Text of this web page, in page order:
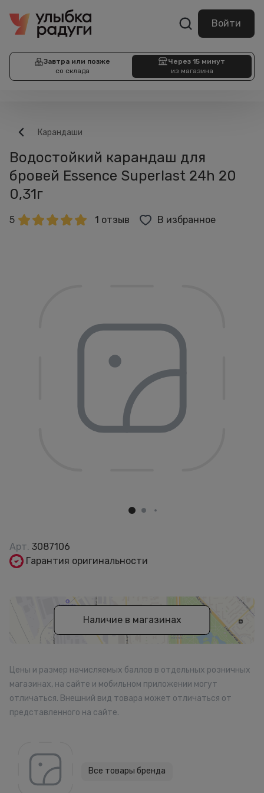
Войти
Завтра или позже
со склада
Через 15 минут
из магазина
Карандаши
Водостойкий карандаш для
бровей Essence Superlast 24h 20
0,31г
5 1 отзыв В избранное
Арт. 3087106
Гарантия оригинальности
Наличие в магазинах
Цены и размер начисляемых баллов в отдельных розничных
магазинах, на сайте и мобильном приложении могут
отличаться. Внешний вид товара может отличаться от
представленного на сайте.
Все товары бренда